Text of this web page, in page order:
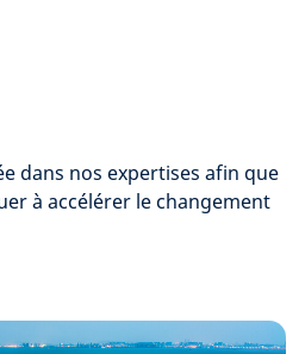
dans nos expertises afin que
à accélérer le changement